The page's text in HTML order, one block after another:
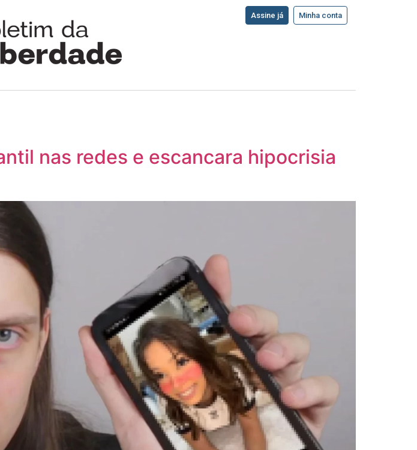
Assine já Minha conta
nas redes e escancara hipocrisia